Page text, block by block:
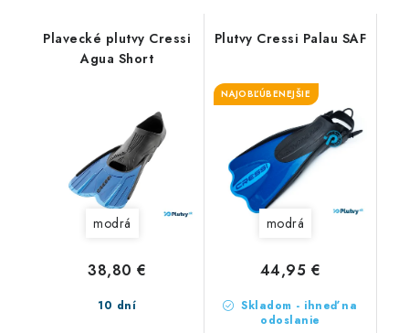
Plavecké plutvy Cressi
Agua Short
modrá
10 dní
38,80 €
Plutvy Cressi Palau SAF
NAJOBĽÚBENEJŠIE
modrá
Skladom - ihneď na
odoslanie
44,95 €